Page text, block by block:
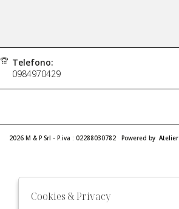
Telefono:
0984970429
2026 M & P Srl - P.iva : 02288030782 Powered by Atelier
Cookies & Privacy